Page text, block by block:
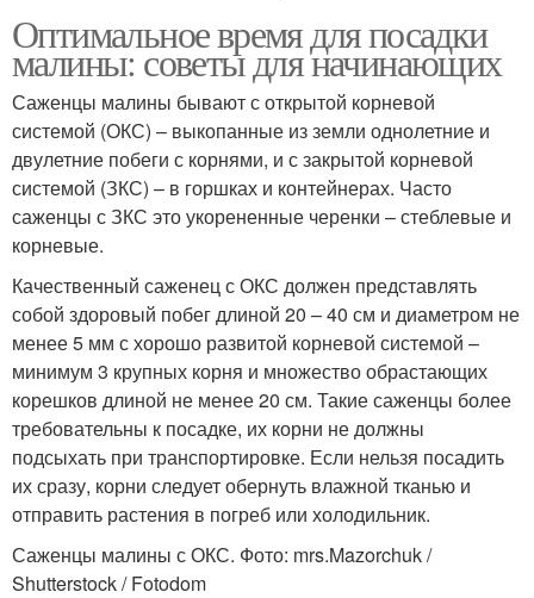
Оптимальное время для посадки
малины: советы для начинающих
Саженцы малины бывают с открытой корневой
системой (ОКС) – выкопанные из земли однолетние и
двулетние побеги с корнями, и с закрытой корневой
системой (ЗКС) – в горшках и контейнерах. Часто
саженцы с ЗКС это укорененные черенки – стеблевые и
корневые.
Качественный саженец с ОКС должен представлять
собой здоровый побег длиной 20 – 40 см и диаметром не
менее 5 мм с хорошо развитой корневой системой –
минимум 3 крупных корня и множество обрастающих
корешков длиной не менее 20 см. Такие саженцы более
требовательны к посадке, их корни не должны
подсыхать при транспортировке. Если нельзя посадить
их сразу, корни следует обернуть влажной тканью и
отправить растения в погреб или холодильник.
Саженцы малины с ОКС. Фото: mrs.Mazorchuk /
Shutterstock / Fotodom